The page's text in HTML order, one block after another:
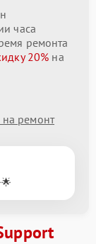
часа
ремонта
20% на
ремонт